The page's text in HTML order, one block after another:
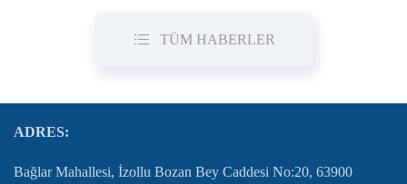
TÜM HABERLER
ADRES:
Bağlar Mahallesi, İzollu Bozan Bey Caddesi No:20, 63900